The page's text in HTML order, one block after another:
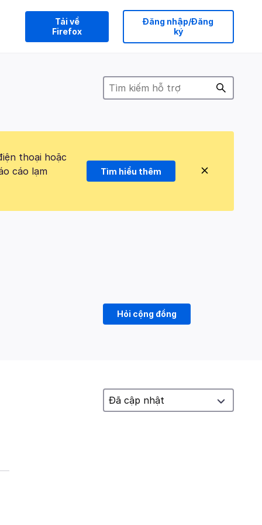
Tải về
Firefox
Đăng nhập/Đăng
ký
thoại hoặc
cáo lạm
Tìm hiểu thêm
Hỏi cộng đồng